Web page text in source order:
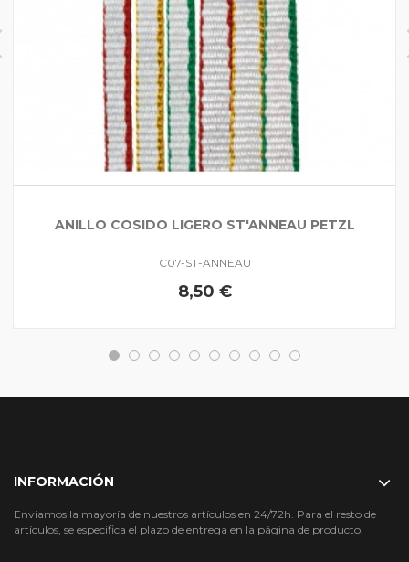
ANILLO COSIDO LIGERO ST'ANNEAU PETZL
C07-ST-ANNEAU
8,50 €
INFORMACIÓN
Enviamos la mayoría de nuestros artículos en 24/72h. Para el resto de
artículos, se especifica el plazo de entrega en la página de producto.